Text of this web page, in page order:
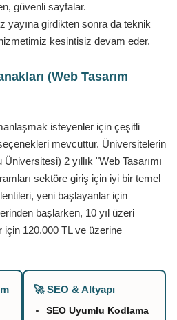
güvenli sayfalar.
yayına girdikten sonra da teknik
kesintisiz devam eder.
(Web Tasarım
isteyenler için çeşitli
mevcuttur. Üniversitelerin
2 yıllık "Web Tasarımı
sektöre giriş için iyi bir temel
yeni başlayanlar için
başlarken, 10 yıl üzeri
için 120.000 TL ve üzerine
🚀 SEO & Altyapı
SEO Uyumlu Kodlama